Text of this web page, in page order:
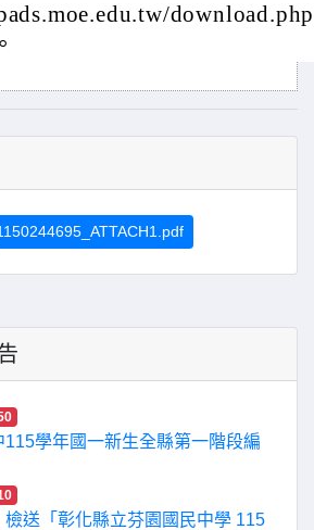
115學年國一新生全縣第一階段編
檢送「彰化縣立芬園國民中學 115